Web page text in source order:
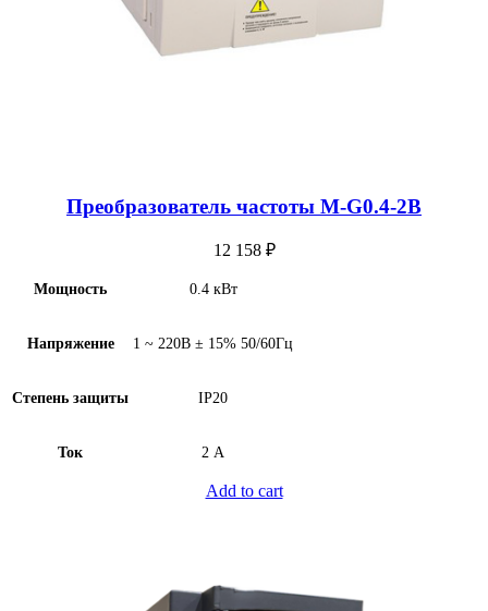
Преобразователь частоты M-G0.4-2B
12 158 ₽
Мощность 0.4 кВт
Напряжение 1 ~ 220В ± 15% 50/60Гц
Степень защиты IP20
Ток 2 А
Add to cart